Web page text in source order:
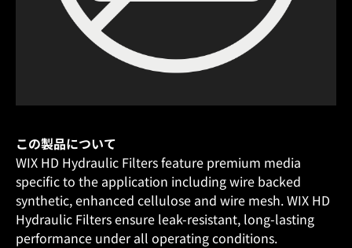
この製品について
WIX HD Hydraulic Filters feature premium media
specific to the application including wire backed
synthetic, enhanced cellulose and wire mesh. WIX HD
Hydraulic Filters ensure leak-resistant, long-lasting
performance under all operating conditions.